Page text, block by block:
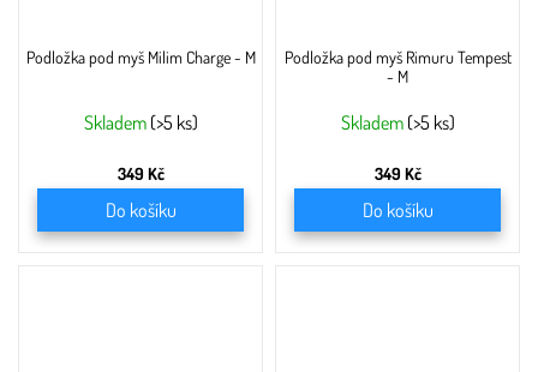
Podložka pod myš Milim Charge - M
Skladem (>5 ks)
349 Kč
Do košíku
Podložka pod myš Rimuru Tempest
- M
Skladem (>5 ks)
349 Kč
Do košíku